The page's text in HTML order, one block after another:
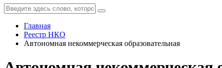
Главная
Реестр НКО
Автономная некоммерческая образовательная